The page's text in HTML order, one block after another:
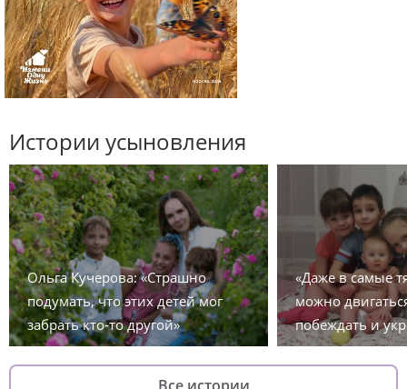
Истории усыновления
Ольга Кучерова: «Страшно
подумать, что этих детей мог
забрать кто-то другой»
«Даже в самые
можно
побеждать и